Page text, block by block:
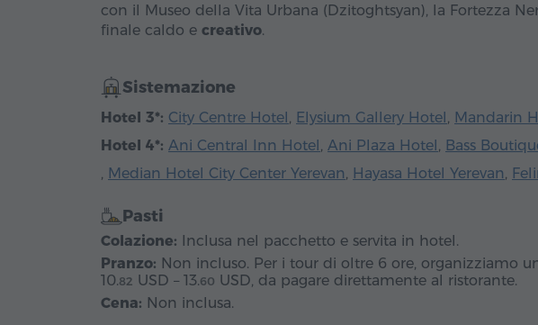
con il Museo della Vita Urbana (Dzitoghtsyan), la Fortezza
finale caldo e creativo.
Sistemazione
Hotel 3*: City Centre Hotel, Elysium Gallery Hotel, Mandarin
Hotel 4*: Ani Central Inn Hotel, Ani Plaza Hotel, Bass
, Median Hotel City Center Yerevan, Hayasa Hotel Yerevan,
Pasti
Colazione: Inclusa nel pacchetto e servita in hotel.
Pranzo: Non incluso. Per i tour di oltre 6 ore, organizziamo
10.82 USD – 13.60 USD, da pagare direttamente al ristorante.
Cena: Non inclusa.